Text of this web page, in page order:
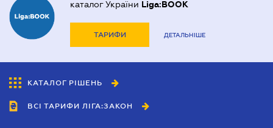
каталог України Liga:BOOK
ТАРИФИ ДЕТАЛЬНІШЕ
КАТАЛОГ РІШЕНЬ
ВСІ ТАРИФИ ЛІГА:ЗАКОН